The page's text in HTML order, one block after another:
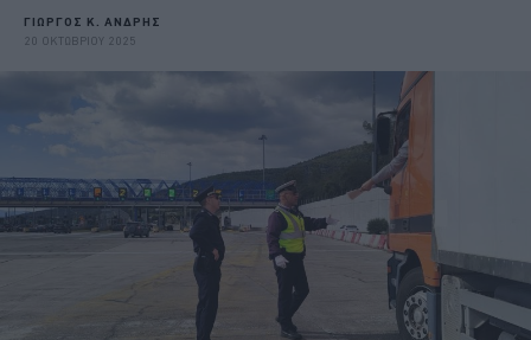
ΓΙΩΡΓΟΣ Κ. ΑΝΔΡΗΣ
20 ΟΚΤΩΒΡΙΟΥ 2025